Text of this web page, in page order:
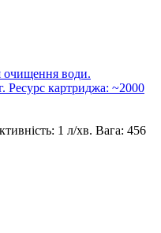
1 л/хв. Вага: 456